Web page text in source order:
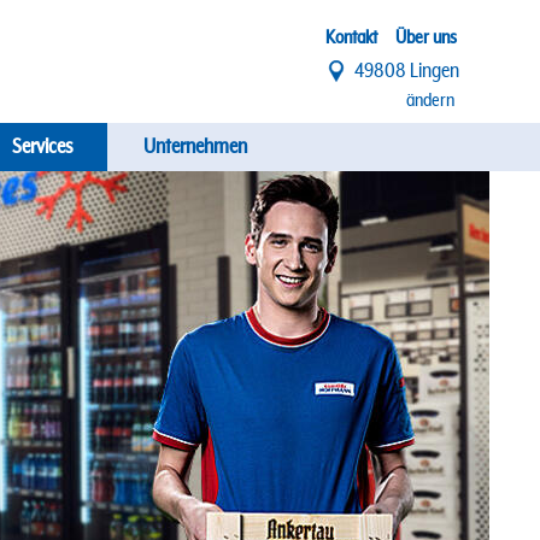
Top
Menü
Kontakt Über uns
49808 Lingen
ändern
Services Unternehmen